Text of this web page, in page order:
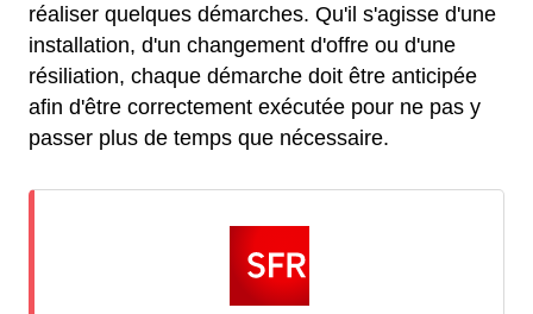
réaliser quelques démarches. Qu'il s'agisse d'une
installation, d'un changement d'offre ou d'une
résiliation, chaque démarche doit être anticipée
afin d'être correctement exécutée pour ne pas y
passer plus de temps que nécessaire.